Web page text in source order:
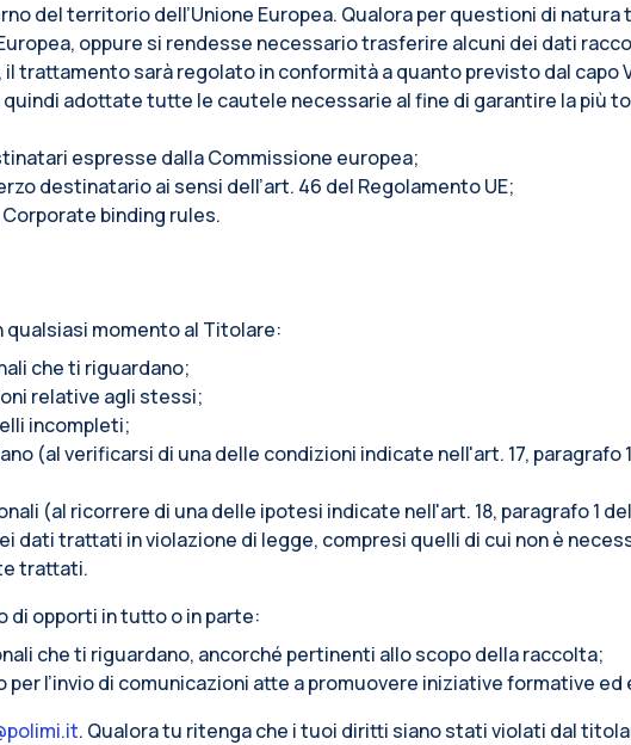
del territorio dell’Unione Europea. Qualora per questioni di
oppure si rendesse necessario trasferire alcuni dei dati
il trattamento sarà regolato in conformità a quanto previsto dal capo
quindi adottate tutte le cautele necessarie al fine di garantire la più
espresse dalla Commissione europea;
destinatario ai sensi dell’art. 46 del Regolamento UE;
binding rules.
momento al Titolare:
che ti riguardano;
relative agli stessi;
incompleti;
(al verificarsi di una delle condizioni indicate nell'art. 17,
(al ricorrere di una delle ipotesi indicate nell'art. 18, paragrafo 1
dati trattati in violazione di legge, compresi quelli di cui non è
trattati.
opporti in tutto o in parte:
che ti riguardano, ancorché pertinenti allo scopo della raccolta;
l’invio di comunicazioni atte a promuovere iniziative formative
. Qualora tu ritenga che i tuoi diritti siano stati violati dal